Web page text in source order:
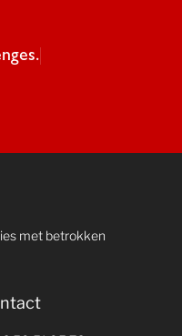
nges.
met betrokken